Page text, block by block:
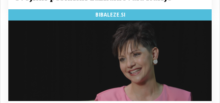
BIBALEZE.SI